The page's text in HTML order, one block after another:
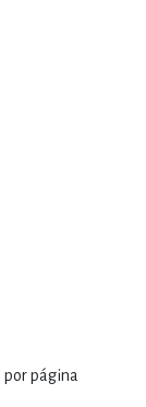
por página